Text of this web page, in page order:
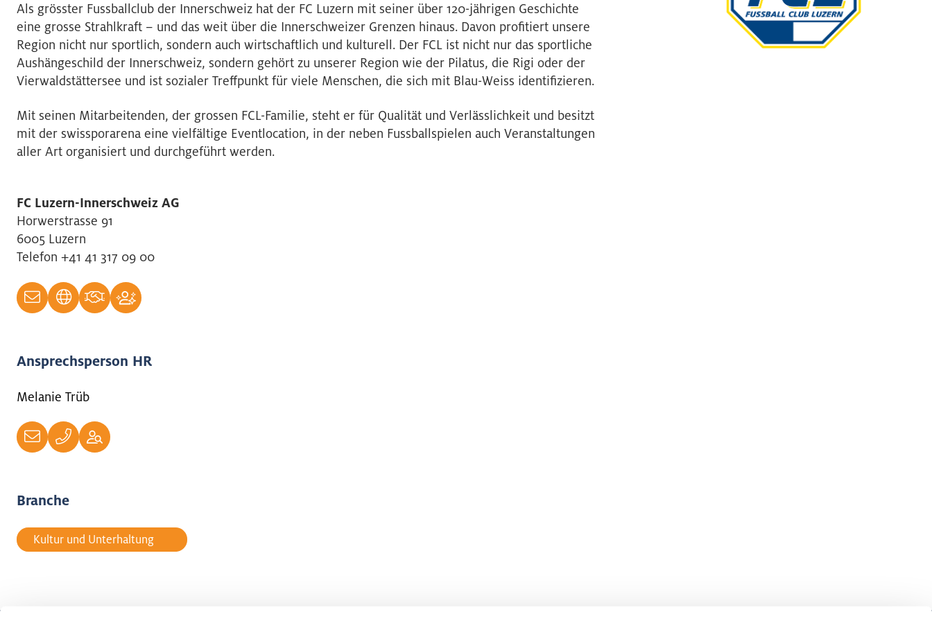
Als grösster Fussballclub der Innerschweiz hat der FC Luzern mit seiner über 120-jährigen Geschichte
eine grosse Strahlkraft – und das weit über die Innerschweizer Grenzen hinaus. Davon profitiert unsere
Region nicht nur sportlich, sondern auch wirtschaftlich und kulturell. Der FCL ist nicht nur das sportliche
Aushängeschild der Innerschweiz, sondern gehört zu unserer Region wie der Pilatus, die Rigi oder der
Vierwaldstättersee und ist sozialer Treffpunkt für viele Menschen, die sich mit Blau-Weiss identifizieren.
Mit seinen Mitarbeitenden, der grossen FCL-Familie, steht er für Qualität und Verlässlichkeit und besitzt
mit der swissporarena eine vielfältige Eventlocation, in der neben Fussballspielen auch Veranstaltungen
aller Art organisiert und durchgeführt werden.
FC Luzern-Innerschweiz AG
Horwerstrasse 91
6005 Luzern
Telefon +41 41 317 09 00
Ansprechsperson HR
Melanie Trüb
Branche
Kultur und Unterhaltung